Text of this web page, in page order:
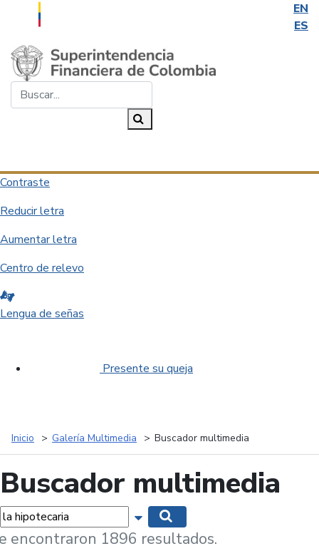
EN
ES
Saltar al contenido principal
Contraste
Reducir letra
Aumentar letra
Centro de relevo
Lengua de señas
Presente su queja
Inicio Galería Multimedia Buscador multimedia
Buscador multimedia
Mostrar opciones de búsqueda
encontraron 1896 resultados.